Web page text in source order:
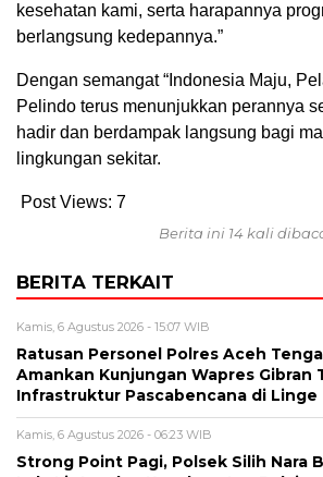
kesehatan kami, serta harapannya
berlangsung kedepannya.”
Dengan semangat “Indonesia Maju,
Pelindo terus menunjukkan perannya
hadir dan berdampak langsung bagi
lingkungan sekitar.
Post Views: 7
Berita ini 14 kali
BERITA TERKAIT
Kamis, 6 Agustus 2026 - 15:07 WIB
Ratusan Personel Polres Aceh
Amankan Kunjungan Wapres Gibran
Infrastruktur Pascabencana di Linge
Kamis, 6 Agustus 2026 - 06:23 WIB
Strong Point Pagi, Polsek Silih Nara